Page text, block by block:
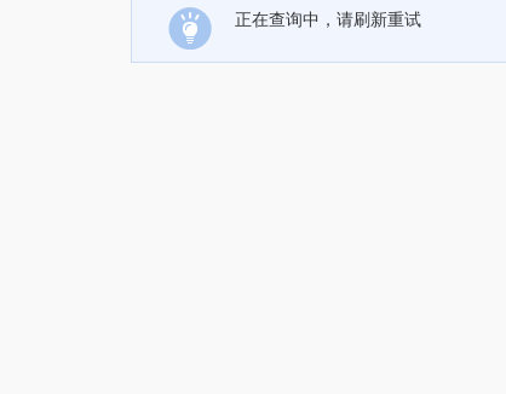
正在查询中，请刷新重试